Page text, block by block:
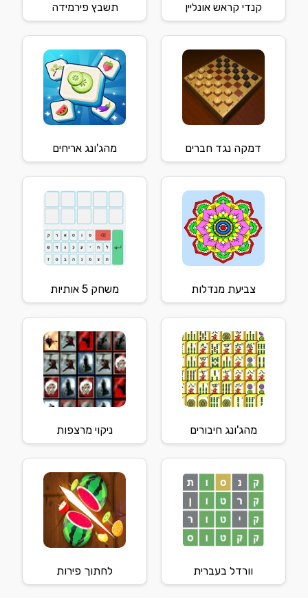
קנדי קראש אונליין תשבץ פירמידה
דמקה נגד חברים מהג'ונג אריחים
צביעת מנדלות משחק 5 אותיות
מהג'ונג חיבורים ניקוי מרצפות
וורדל בעברית לחתוך פירות